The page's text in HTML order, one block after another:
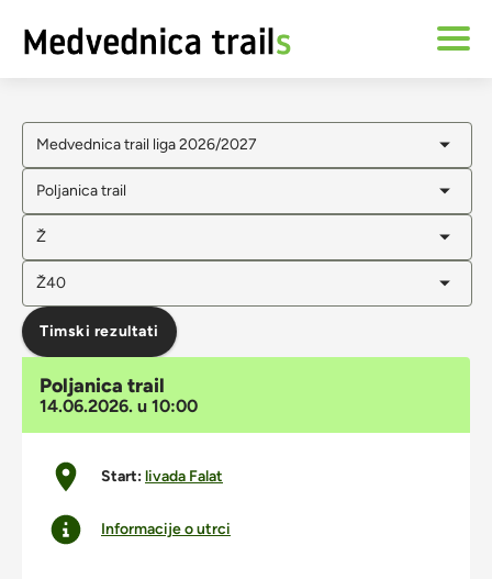
Medvednica trail liga 2026/2027
Poljanica trail
Ž
Ž40
Timski rezultati
Poljanica trail
14.06.2026. u 10:00
Start:livada Falat
Informacije o utrci